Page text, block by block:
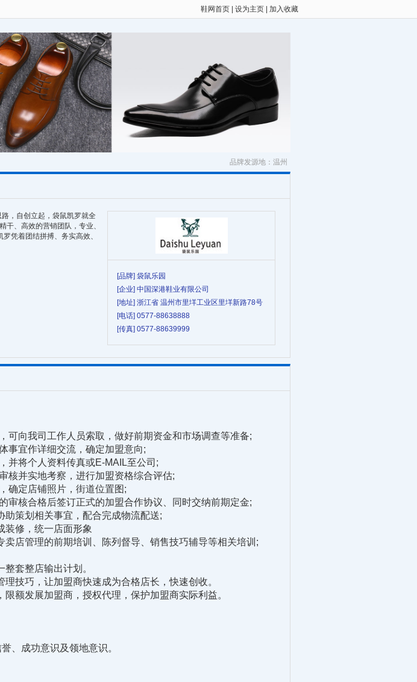
鞋网首页 设为主页 加入收藏
品牌发源地：温州
[品牌] 袋鼠乐园
[企业] 中国深港鞋业有限公司
[地址] 浙江省 温州市里垟工业区里垟新路78号
[电话] 0577-88638888
[传真] 0577-88639999
，自创立起，袋鼠凯罗就全
干、高效的营销团队，专业、
凭着团结拼搏、务实高效、
向我司工作人员索取，做好前期资金和市场调查等准备;
宜作详细交流，确定加盟意向;
将个人资料传真或E-MAIL至公司;
并实地考察，进行加盟资格综合评估;
定店铺照片，街道位置图;
核合格后签订正式的加盟合作协议、同时交纳前期定金;
策划相关事宜，配合完成物流配送;
修，统一店面形象
管理的前期培训、陈列督导、销售技巧辅导等相关培训;
套整店输出计划。
巧，让加盟商快速成为合格店长，快速创收。
发展加盟商，授权代理，保护加盟商实际利益。
成功意识及领地意识。